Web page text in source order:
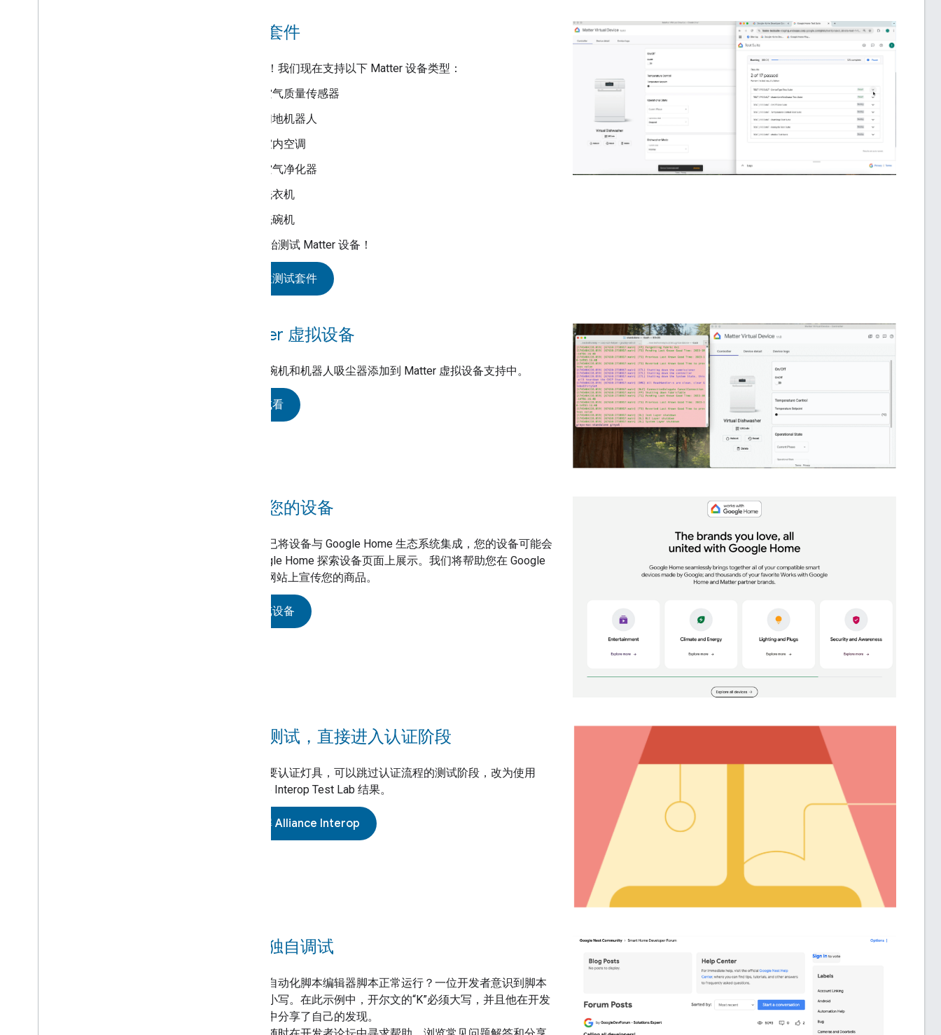
测试套件
好消息！我们现在支持以下 Matter 设备类型：
空气质量传感器
扫地机器人
室内空调
空气净化器
洗衣机
洗碗机
立即开始测试 Matter 设备！
前往测试套件
Matter 虚拟设备
已将洗碗机和机器人吸尘器添加到 Matter 虚拟设备支持中。
试试看
展示您的设备
如果您已将设备与 Google Home 生态系统集成，您的设备可能会
在 Google Home 探索设备页面上展示。我们将帮助您在 Google
Home 网站上宣传您的商品。
浏览设备
跳过测试，直接进入认证阶段
如果您要认证灯具，可以跳过认证流程的测试阶段，改为使用
Alliance Interop Test Lab 结果。
了解 Alliance Interop
不要独自调试
无法让自动化脚本编辑器脚本正常运行？一位开发者意识到脚本
区分大小写。在此示例中，开尔文的“K”必须大写，并且他在开发
者论坛中分享了自己的发现。